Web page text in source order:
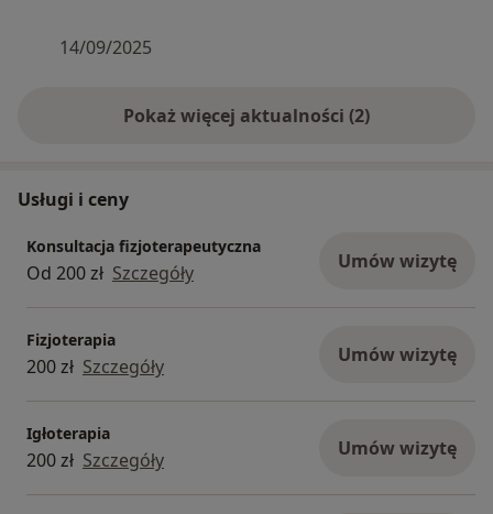
14/09/2025
Pokaż więcej aktualności (2)
Usługi i ceny
Konsultacja fizjoterapeutyczna
Od 200 zł Szczegóły Umów wizytę
Fizjoterapia
200 zł Szczegóły Umów wizytę
Igłoterapia
200 zł Szczegóły Umów wizytę